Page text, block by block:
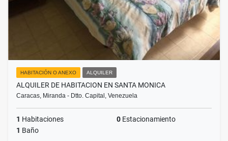
HABITACIÓN O ANEXO ALQUILER
ALQUILER DE HABITACION EN SANTA MONICA
Caracas, Miranda - Dtto. Capital, Venezuela
1 Habitaciones 0 Estacionamiento
1 Baño